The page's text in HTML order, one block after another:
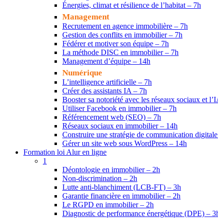
Énergies, climat et résilience de l’habitat – 7h
Management
Recrutement en agence immobilière – 7h
Gestion des conflits en immobilier – 7h
Fédérer et motiver son équipe – 7h
La méthode DISC en immobilier – 7h
Management d’équipe – 14h
Numérique
L’intelligence artificielle – 7h
Créer des assistants IA – 7h
Booster sa notoriété avec les réseaux sociaux et
Utiliser Facebook en immobilier – 7h
Référencement web (SEO) – 7h
Réseaux sociaux en immobilier – 14h
Construire une stratégie de communication
Gérer un site web sous WordPress – 14h
Formation loi Alur en ligne
1
Déontologie en immobilier – 2h
Non-discrimination – 2h
Lutte anti-blanchiment (LCB-FT) – 3h
Garantie financière en immobilier – 2h
Le RGPD en immobilier – 2h
Diagnostic de performance énergétique (DPE) –